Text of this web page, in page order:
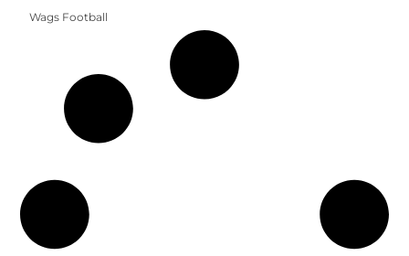
Wags Football